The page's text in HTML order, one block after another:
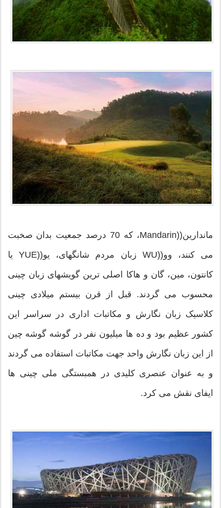
ماندارین((Mandarin، که 70 درصد جمعیت بدان صخبت
می کنند، وو((WU زبان مردم شانگهای، یو((YUE یا
کانتون، مین، گان و هاکا اصلی ترین گویشهای زبان چینی
محسوب می گردند. قبل از قرن بیستم میلادی چینی
کلاسیک زبان نگارش و مکاتبات اداری در سراسر این
کشور عظیم بود و ده ها میلیون نفر در گوشه گوشه چین
از این زبان نگارش واحد جهت مکاتبات استفاده می گردند
و به عنوان عنصری کلیدی در همبستگی ملی چینی ها
ایفای نقش می کرد.